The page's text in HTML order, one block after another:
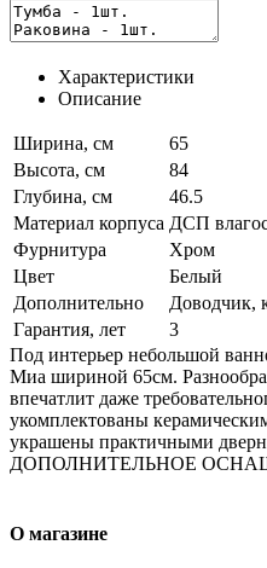
Характеристики
Описание
Ширина, см
65
Высота, см
84
Глубина, см
46.5
Материал корпуса ДСП
Фурнитура
Хром
Цвет
Белый
Дополнительно
Доводчик,
Гарантия, лет
3
Под интерьер небольшой
Миа шириной 65см.
впечатлит даже
укомплектованы
украшены практичными
ДОПОЛНИТЕЛЬНОЕ
О магазине